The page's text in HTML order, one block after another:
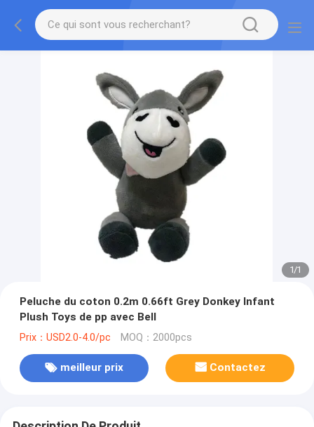
1/1
Peluche du coton 0.2m 0.66ft Grey Donkey Infant
Plush Toys de pp avec Bell
Prix：USD2.0-4.0/pc MOQ：2000pcs
meilleur prix Contactez